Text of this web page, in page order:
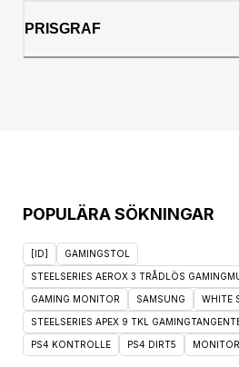
PRISGRAF
POPULÄRA SÖKNINGAR
[ID] GAMINGSTOL
STEELSERIES AEROX 3 TRÅDLÖS
GAMING MONITOR SAMSUNG WHITE
STEELSERIES APEX 9 TKL
PS4 KONTROLLE PS4 DIRT5 MONITOR